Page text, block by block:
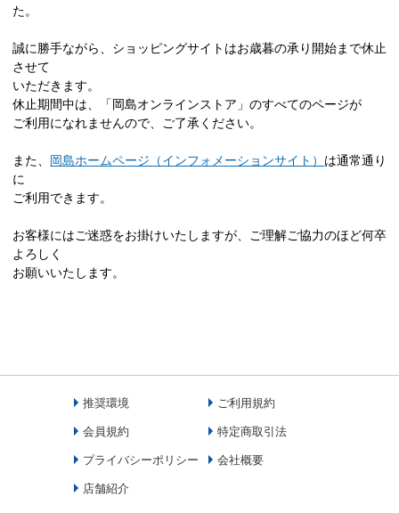
た。
誠に勝手ながら、ショッピングサイトはお歳暮の承り開始まで休止
させて
いただきます。
休止期間中は、「岡島オンラインストア」のすべてのページが
ご利用になれませんので、ご了承ください。
また、 岡島ホームページ（インフォメーションサイト） は通常通り
に
ご利用できます。
お客様にはご迷惑をお掛けいたしますが、ご理解ご協力のほど何卒
よろしく
お願いいたします。
推奨環境 ご利用規約
会員規約 特定商取引法
プライバシーポリシー 会社概要
店舗紹介